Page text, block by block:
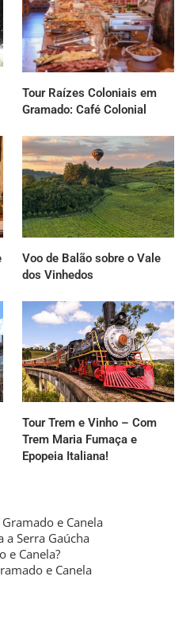
Tour Raízes Coloniais em
Gramado: Café Colonial
Voo de Balão sobre o Vale
dos Vinhedos
Tour Trem e Vinho – Com
Trem Maria Fumaça e
Epopeia Italiana!
e Canela
a Serra Gaúcha
e Canela?
e Canela